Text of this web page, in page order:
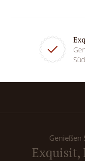
Genießen
Exquisit,